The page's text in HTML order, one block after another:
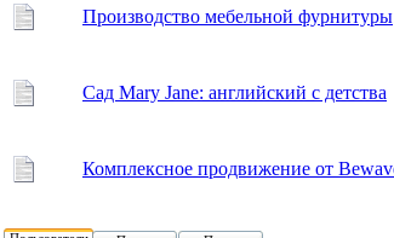
Производство мебельной фурнитуры
Сад Mary Jane: английский с детства
Комплексное продвижение от